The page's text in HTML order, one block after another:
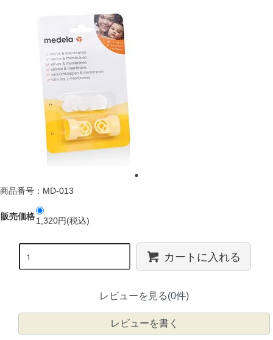
商品番号：MD-013
販売価格1,320円(税込)
カートに入れる
レビューを見る(0件)
レビューを書く